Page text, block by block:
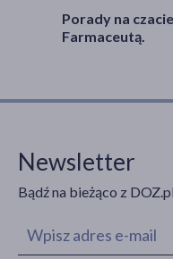
Porady na
Farmaceutą.
Newsletter
Bądź na bieżąco z DOZ.pl